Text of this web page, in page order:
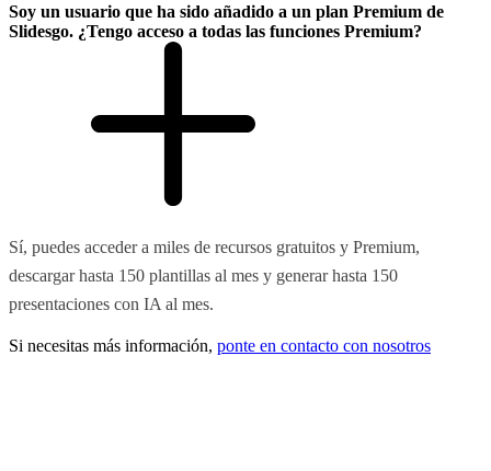
Soy un usuario que ha sido añadido a un plan Premium de
Slidesgo. ¿Tengo acceso a todas las funciones Premium?
Sí, puedes acceder a miles de recursos gratuitos y Premium,
descargar hasta 150 plantillas al mes y generar hasta 150
presentaciones con IA al mes.
Si necesitas más información, ponte en contacto con nosotros